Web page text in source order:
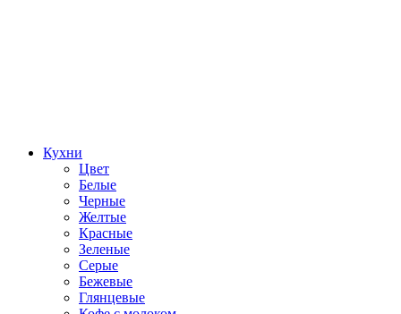
Кухни
Цвет
Белые
Черные
Желтые
Красные
Зеленые
Серые
Бежевые
Глянцевые